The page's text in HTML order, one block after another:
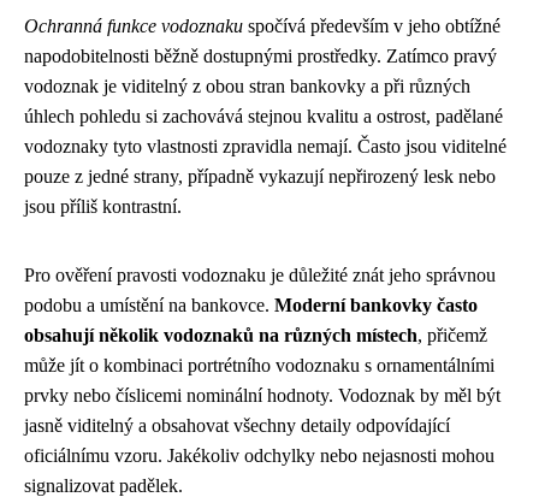
Ochranná funkce vodoznaku spočívá především v jeho obtížné
napodobitelnosti běžně dostupnými prostředky. Zatímco pravý
vodoznak je viditelný z obou stran bankovky a při různých
úhlech pohledu si zachovává stejnou kvalitu a ostrost, padělané
vodoznaky tyto vlastnosti zpravidla nemají. Často jsou viditelné
pouze z jedné strany, případně vykazují nepřirozený lesk nebo
jsou příliš kontrastní.
Pro ověření pravosti vodoznaku je důležité znát jeho správnou
podobu a umístění na bankovce. Moderní bankovky často
obsahují několik vodoznaků na různých místech, přičemž
může jít o kombinaci portrétního vodoznaku s ornamentálními
prvky nebo číslicemi nominální hodnoty. Vodoznak by měl být
jasně viditelný a obsahovat všechny detaily odpovídající
oficiálnímu vzoru. Jakékoliv odchylky nebo nejasnosti mohou
signalizovat padělek.